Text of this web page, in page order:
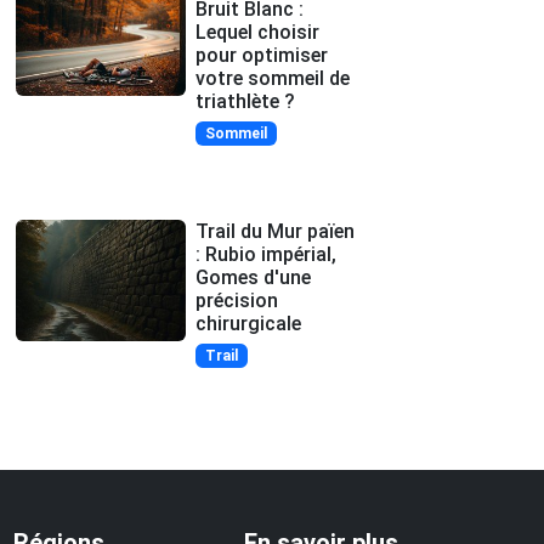
Bruit Blanc :
Lequel choisir
pour optimiser
votre sommeil de
triathlète ?
Sommeil
Trail du Mur païen
: Rubio impérial,
Gomes d'une
précision
chirurgicale
Trail